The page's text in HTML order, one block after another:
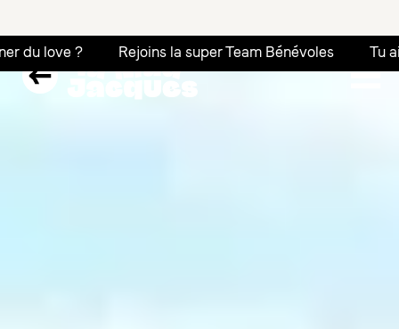
Rejoins la super Team Bénévoles Tu aimes porter des